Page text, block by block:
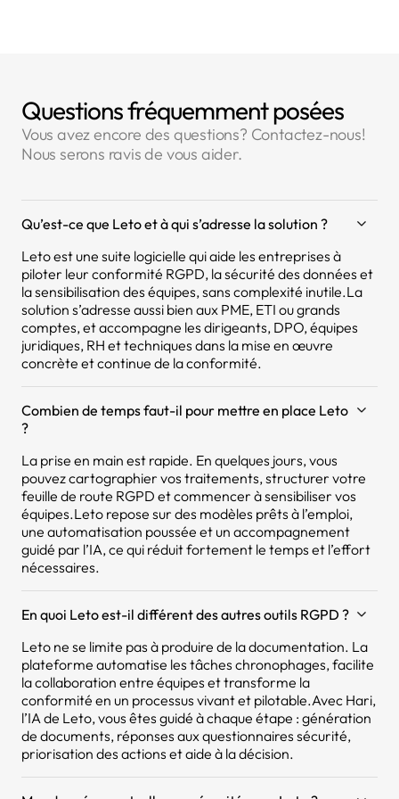
Questions fréquemment posées
Vous avez encore des questions? Contactez-nous!
Nous serons ravis de vous aider.
Qu’est-ce que Leto et à qui s’adresse la solution ?
Leto est une suite logicielle qui aide les entreprises à
piloter leur conformité RGPD, la sécurité des données et
la sensibilisation des équipes, sans complexité inutile.La
solution s’adresse aussi bien aux PME, ETI ou grands
comptes, et accompagne les dirigeants, DPO, équipes
juridiques, RH et techniques dans la mise en œuvre
concrète et continue de la conformité.
Combien de temps faut-il pour mettre en place Leto
?
La prise en main est rapide. En quelques jours, vous
pouvez cartographier vos traitements, structurer votre
feuille de route RGPD et commencer à sensibiliser vos
équipes.Leto repose sur des modèles prêts à l’emploi,
une automatisation poussée et un accompagnement
guidé par l’IA, ce qui réduit fortement le temps et l’effort
nécessaires.
En quoi Leto est-il différent des autres outils RGPD ?
Leto ne se limite pas à produire de la documentation. La
plateforme automatise les tâches chronophages, facilite
la collaboration entre équipes et transforme la
conformité en un processus vivant et pilotable.Avec Hari,
l’IA de Leto, vous êtes guidé à chaque étape : génération
de documents, réponses aux questionnaires sécurité,
priorisation des actions et aide à la décision.